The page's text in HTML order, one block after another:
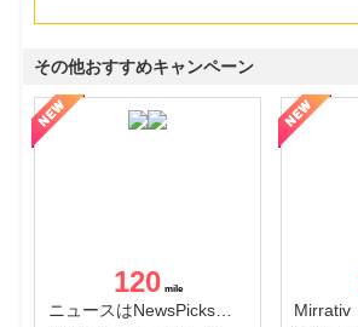
その他おすすめキャンペーン
120
ニュースはNewsPicks｜経済ニュース・就活・ビジネス Mirrativ